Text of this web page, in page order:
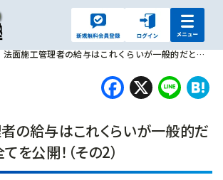
法面施工管理者の給与はこれくらいが一般的だと思われる！全てを公開！（その2）
X
の給与はこれくらいが一般的だ
を公開！（その2）